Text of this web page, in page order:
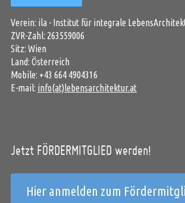
Verein: ila - Institut für integrale
ZVR-Zahl: 263559006
Sitz: Wien
Land: Österreich
Mobile: +43 664 4904316
E-mail: info(at)lebensarchitektur.at
Jetzt FÖRDERMITGLIED werden!
Hier anmelden zum